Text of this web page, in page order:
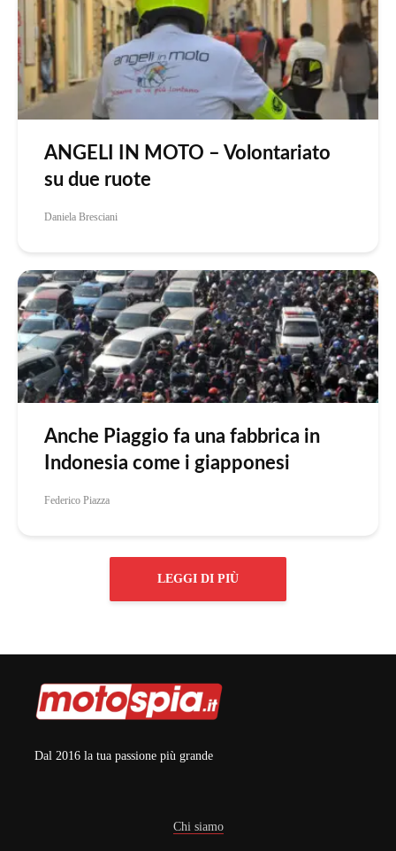
ANGELI IN MOTO – Volontariato
su due ruote
Daniela Bresciani
Anche Piaggio fa una fabbrica in
Indonesia come i giapponesi
Federico Piazza
LEGGI DI PIÙ
Dal 2016 la tua passione più grande
Chi siamo